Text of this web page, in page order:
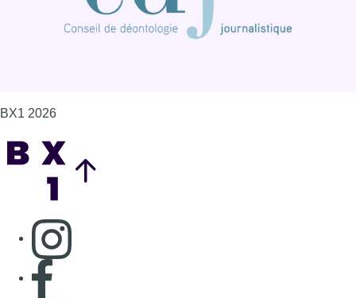
BX1 2026
Consulter page Instagram
Consulter page Facebook